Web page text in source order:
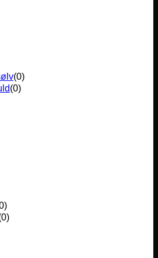
(0)
(0)
)
0)